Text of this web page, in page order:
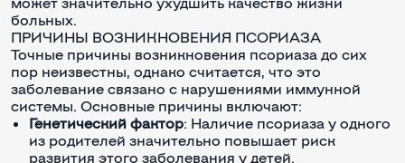
больных.
ПРИЧИНЫ ВОЗНИКНОВЕНИЯ ПСОРИАЗА
Точные причины возникновения псориаза до сих
пор неизвестны, однако считается, что это
заболевание связано с нарушениями иммунной
системы. Основные причины включают:
Генетический фактор: Наличие псориаза у одного
из родителей значительно повышает риск
развития этого заболевания у детей.